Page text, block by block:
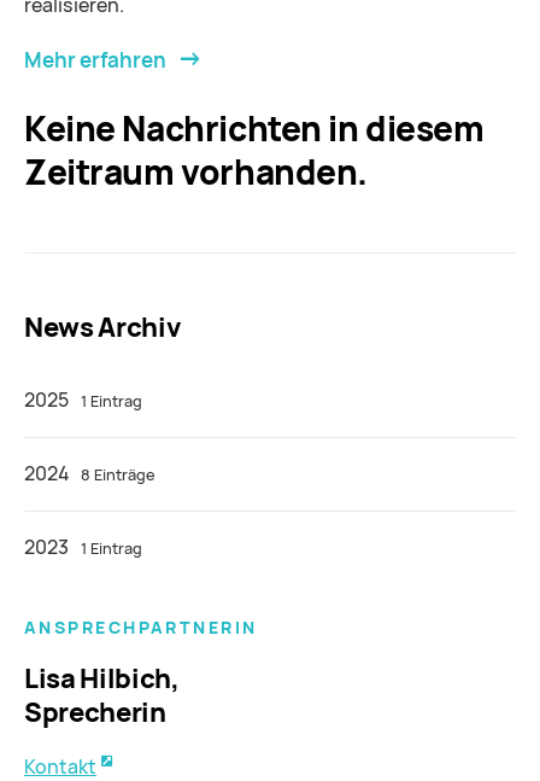
realisieren.
Mehr erfahren
Keine Nachrichten in diesem
Zeitraum vorhanden.
News Archiv
2025 1 Eintrag
2024 8 Einträge
2023 1 Eintrag
ANSPRECHPARTNERIN
Lisa Hilbich,
Sprecherin
Kontakt